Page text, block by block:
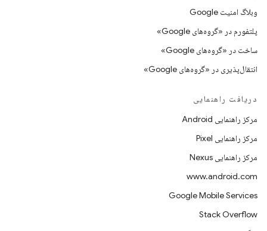
وبلاگ امنیت Google
پلتفورم در «گروه‌های Google»
ساخت در «گروه‌های Google»
انتقال‌پذیری در «گروه‌های Google»
دریافت راهنمایی
مرکز راهنمایی Android
مرکز راهنمایی Pixel
مرکز راهنمایی Nexus
www.android.com
Google Mobile Services
Stack Overflow